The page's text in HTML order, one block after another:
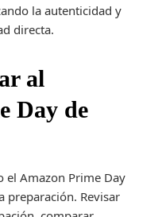
la autenticidad y
directa.
al
Day de
el Amazon Prime Day
preparación. Revisar